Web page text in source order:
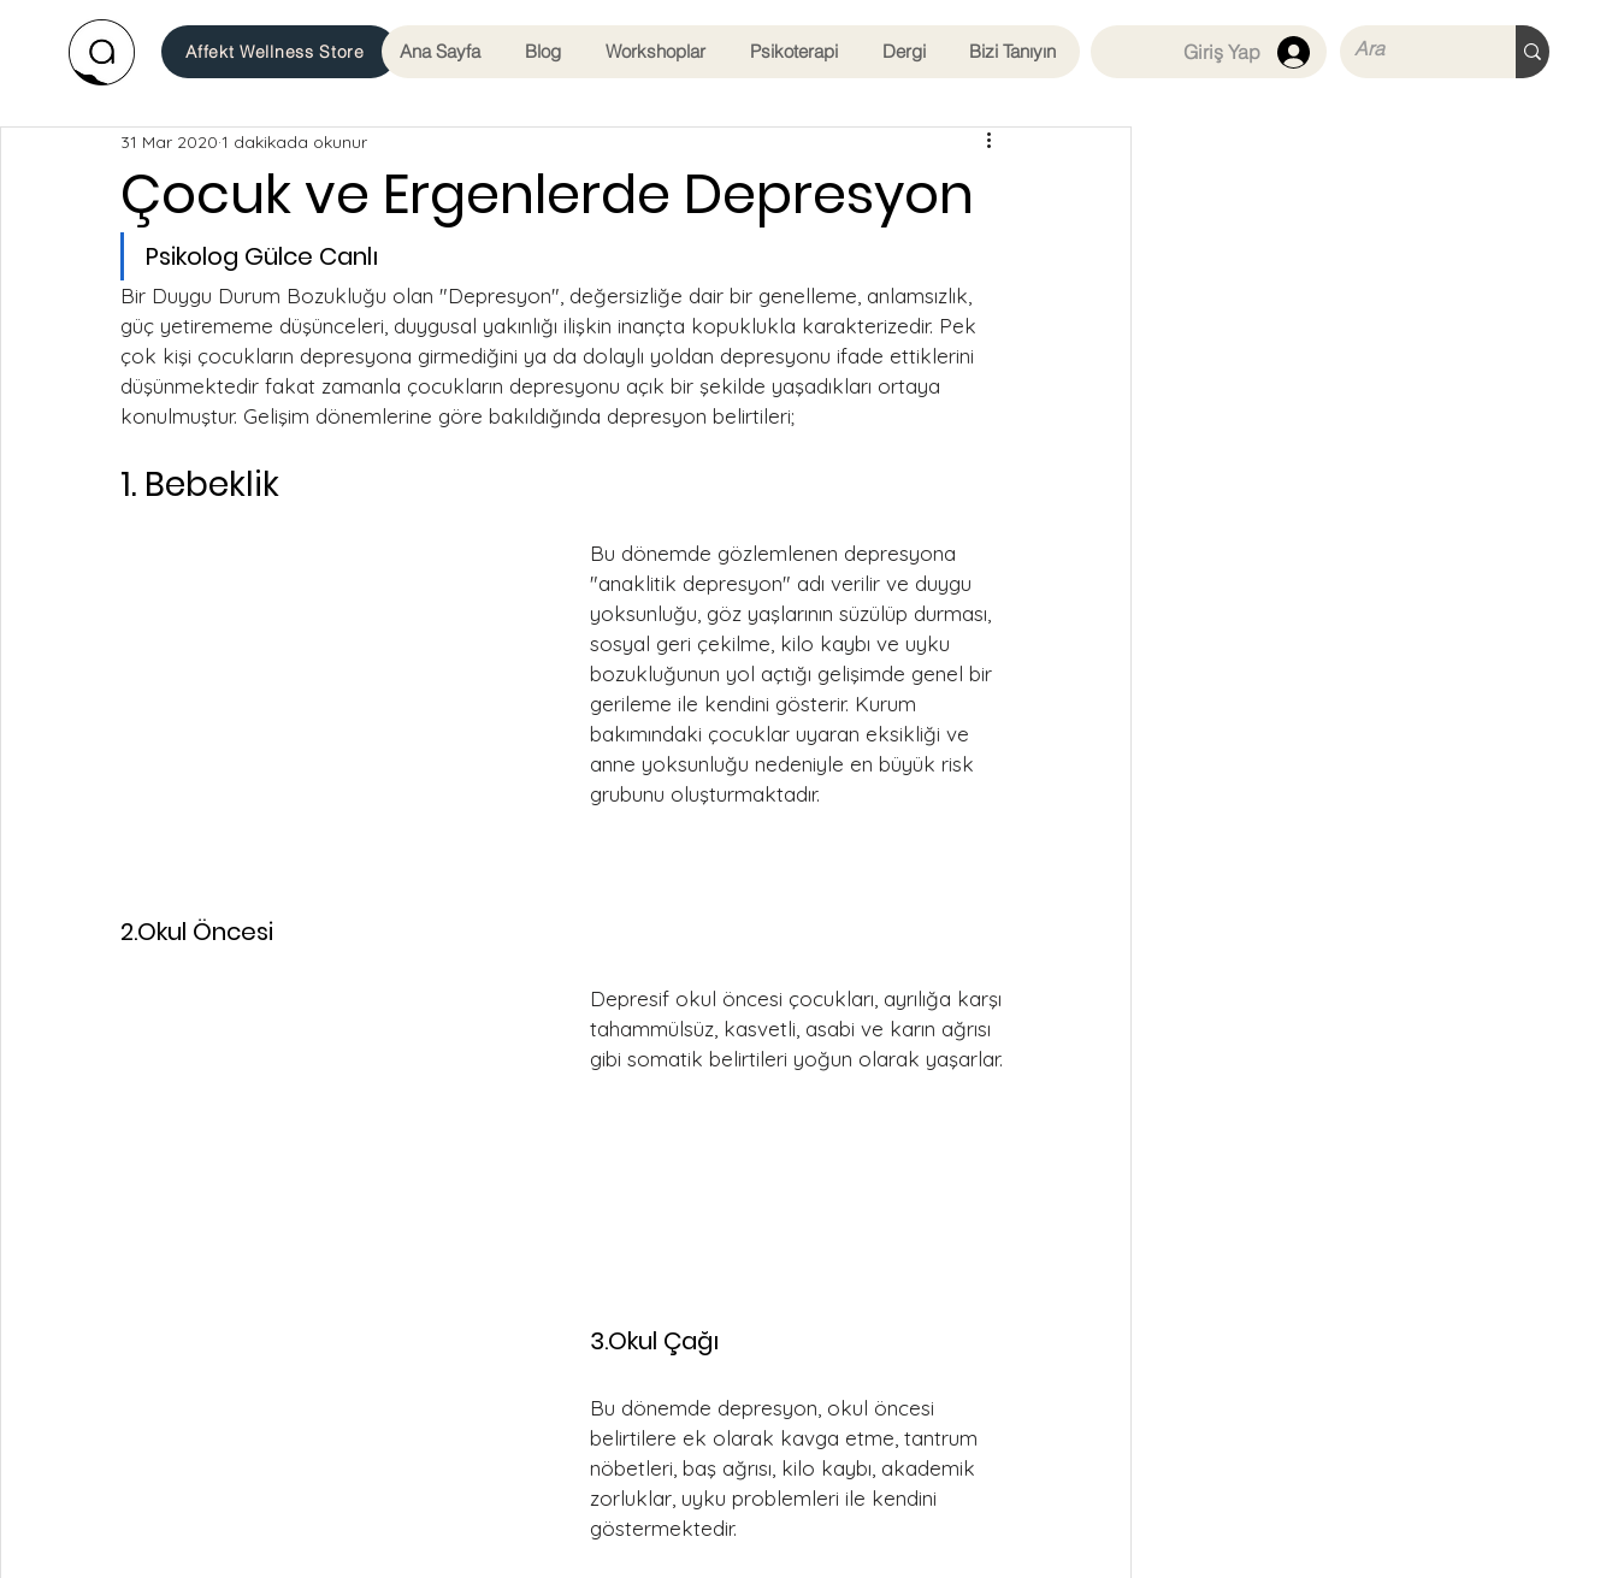
Affekt Wellness Store Ana Sayfa Blog Workshoplar Psikoterapi Dergi Bizi Tanıyın Giriş Yap
Çocuk ve Ergenlerde Depresyon
31 Mar 2020 1 dakikada okunur
Psikolog Gülce Canlı
Bir Duygu Durum Bozukluğu olan "Depresyon", değersizliğe dair bir genelleme, anlamsızlık,
güç yetirememe düşünceleri, duygusal yakınlığı ilişkin inançta kopuklukla karakterizedir. Pek
çok kişi çocukların depresyona girmediğini ya da dolaylı yoldan depresyonu ifade ettiklerini
düşünmektedir fakat zamanla çocukların depresyonu açık bir şekilde yaşadıkları ortaya
konulmuştur. Gelişim dönemlerine göre bakıldığında depresyon belirtileri;
1. Bebeklik
Bu dönemde gözlemlenen depresyona
"anaklitik depresyon" adı verilir ve duygu
yoksunluğu, göz yaşlarının süzülüp durması,
sosyal geri çekilme, kilo kaybı ve uyku
bozukluğunun yol açtığı gelişimde genel bir
gerileme ile kendini gösterir. Kurum
bakımındaki çocuklar uyaran eksikliği ve
anne yoksunluğu nedeniyle en büyük risk
grubunu oluşturmaktadır.
2.Okul Öncesi
Depresif okul öncesi çocukları, ayrılığa karşı
tahammülsüz, kasvetli, asabi ve karın ağrısı
gibi somatik belirtileri yoğun olarak yaşarlar.
3.Okul Çağı
Bu dönemde depresyon, okul öncesi
belirtilere ek olarak kavga etme, tantrum
nöbetleri, baş ağrısı, kilo kaybı, akademik
zorluklar, uyku problemleri ile kendini
göstermektedir.